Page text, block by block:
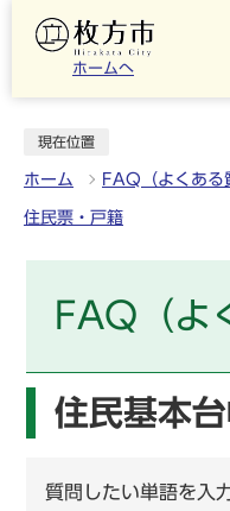
ホームへ
現在位置
ホーム FAQ（よくある
住民票・戸籍
FAQ（よ
住民基本
質問したい単語を入